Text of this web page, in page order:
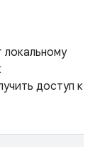
локальному
доступ к